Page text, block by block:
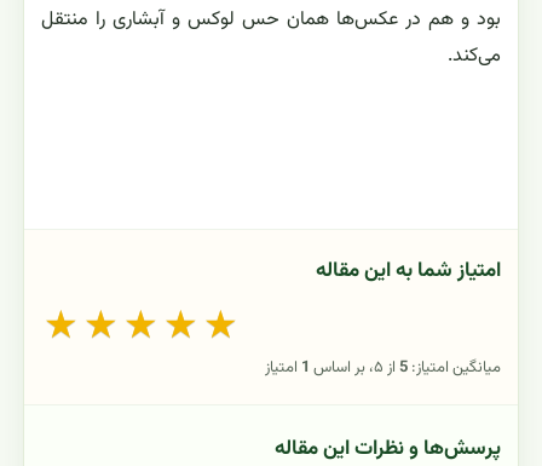
بود و هم در عکس‌ها همان حس لوکس و آبشاری را منتقل
می‌کند.
امتیاز شما به این مقاله
★ ★ ★ ★ ★
میانگین امتیاز: 5از ۵، بر اساس 1 امتیاز
پرسش‌ها و نظرات این مقاله